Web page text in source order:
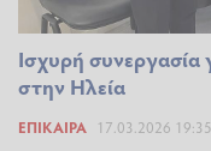
Ισχυρή
στην Ηλεία
ΕΠΊΚΑΙΡΑ 17.03.2026 19:35